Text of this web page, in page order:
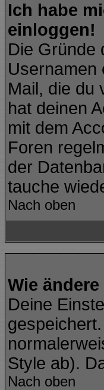
Ich habe
einloggen!
Die Gründe
Usernamen
Mail, die du
hat deinen
mit dem
Foren
der
tauche
Nach oben
Wie
Deine
Style ab).
Nach oben